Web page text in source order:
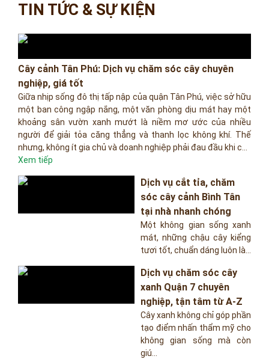
TIN TỨC & SỰ KIỆN
Cây cảnh Tân Phú: Dịch vụ chăm sóc cây chuyên
nghiệp, giá tốt
Giữa nhịp sống đô thị tấp nập của quận Tân Phú, việc sở hữu
một ban công ngập nắng, một văn phòng dịu mát hay một
khoảng sân vườn xanh mướt là niềm mơ ước của nhiều
người để giải tỏa căng thẳng và thanh lọc không khí. Thế
nhưng, không ít gia chủ và doanh nghiệp phải đau đầu khi c...
Xem tiếp
Dịch vụ cắt tỉa, chăm
sóc cây cảnh Bình Tân
tại nhà nhanh chóng
Một không gian sống xanh
mát, những chậu cây kiểng
tươi tốt, chuẩn dáng luôn là...
Dịch vụ chăm sóc cây
xanh Quận 7 chuyên
nghiệp, tận tâm từ A-Z
Cây xanh không chỉ góp phần
tạo điểm nhấn thẩm mỹ cho
không gian sống mà còn
giú...